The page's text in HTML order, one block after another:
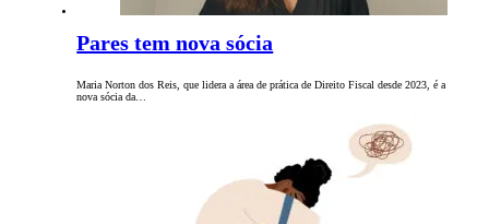
Pares tem nova sócia
Maria Norton dos Reis, que lidera a área de prática de Direito Fiscal desde 2023, é a
nova sócia da…